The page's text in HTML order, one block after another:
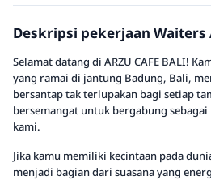
Deskripsi pekerjaan Waiters
Selamat datang di ARZU CAFE BALI!
yang ramai di jantung Badung, Bali,
bersantap tak terlupakan bagi setiap
bersemangat untuk bergabung
kami.
Jika kamu memiliki kecintaan pada
menjadi bagian dari suasana yang